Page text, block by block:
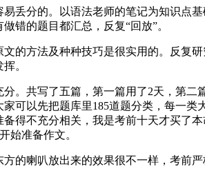
丢分的。以语法老师的笔记为知识点
错的题目都汇总，反复“回放”。
文的方法及种种技巧是很实用的。反复
。
分。共写了五篇，第一篇用了2天，第
家可以先把题库里185道题分类，每一类
得不充分相关，我是考前十天才买了
始准备作文。
方的喇叭放出来的效果很不一样，考前严